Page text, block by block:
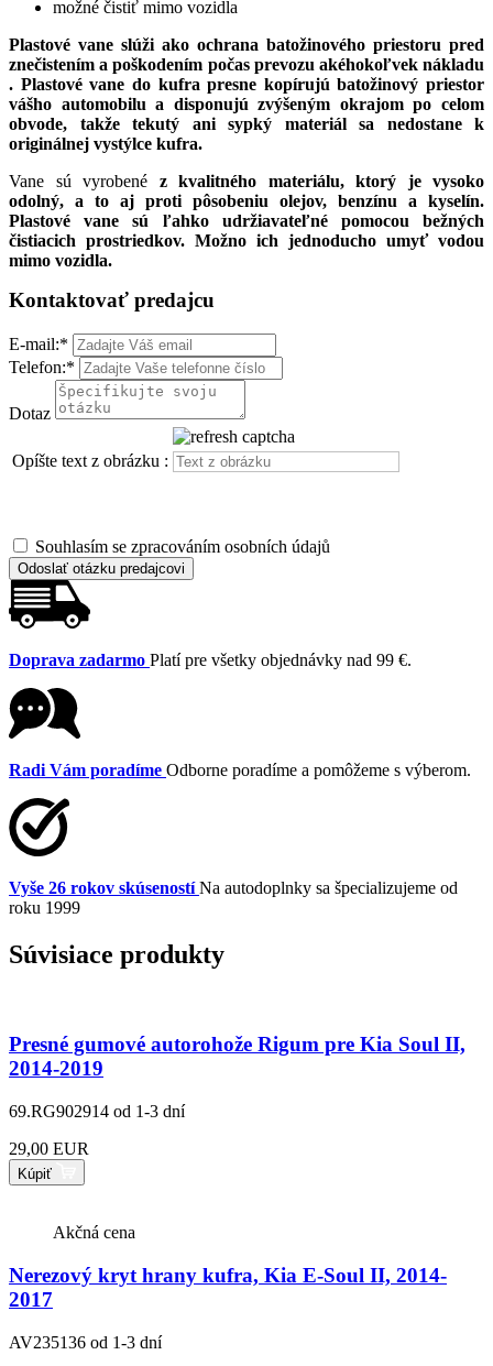
možné čistiť mimo vozidla
Plastové vane slúži ako ochrana batožinového priestoru pred
znečistením a poškodením počas prevozu akéhokoľvek nákladu
. Plastové vane do kufra presne kopírujú batožinový priestor
vášho automobilu a disponujú zvýšeným okrajom po celom
obvode, takže tekutý ani sypký materiál sa nedostane k
originálnej vystýlce kufra.
Vane sú vyrobené z kvalitného materiálu, ktorý je vysoko
odolný, a to aj proti pôsobeniu olejov, benzínu a kyselín.
Plastové vane sú ľahko udržiavateľné pomocou bežných
čistiacich prostriedkov. Možno ich jednoducho umyť vodou
mimo vozidla.
Kontaktovať predajcu
E-mail:*
Telefon:*
Dotaz
Opíšte text z obrázku :
Souhlasím se zpracováním osobních údajů
Odoslať otázku predajcovi
Doprava zadarmo Platí pre všetky objednávky nad 99 €.
Radi Vám poradíme Odborne poradíme a pomôžeme s výberom.
Vyše 26 rokov skúseností Na autodoplnky sa špecializujeme od
roku 1999
Súvisiace produkty
Presné gumové autorohože Rigum pre Kia Soul II,
2014-2019
69.RG902914 od 1-3 dní
29,00 EUR
Kúpiť
Akčná cena
Nerezový kryt hrany kufra, Kia E-Soul II, 2014-
2017
AV235136 od 1-3 dní